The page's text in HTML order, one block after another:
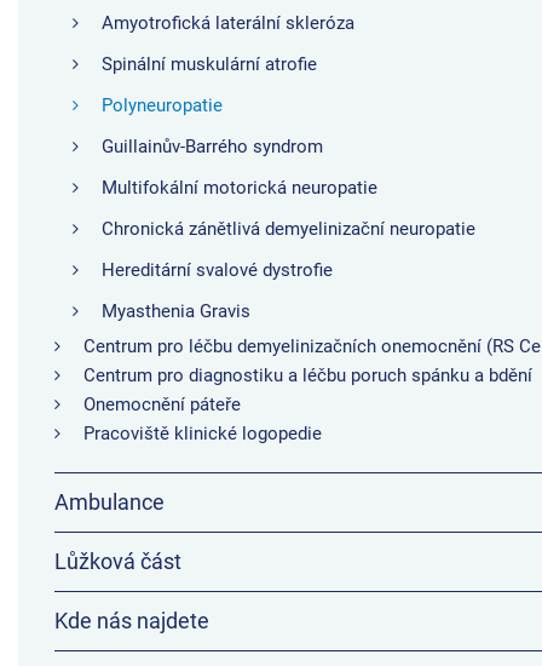
Amyotrofická laterální skleróza
Spinální muskulární atrofie
Polyneuropatie
Guillainův-Barrého syndrom
Multifokální motorická neuropatie
Chronická zánětlivá demyelinizační neuropatie
Hereditární svalové dystrofie
Myasthenia Gravis
Centrum pro léčbu demyelinizačních onemocnění (RS
Centrum pro diagnostiku a léčbu poruch spánku a bdění
Onemocnění páteře
Pracoviště klinické logopedie
Ambulance
Lůžková část
Kde nás najdete